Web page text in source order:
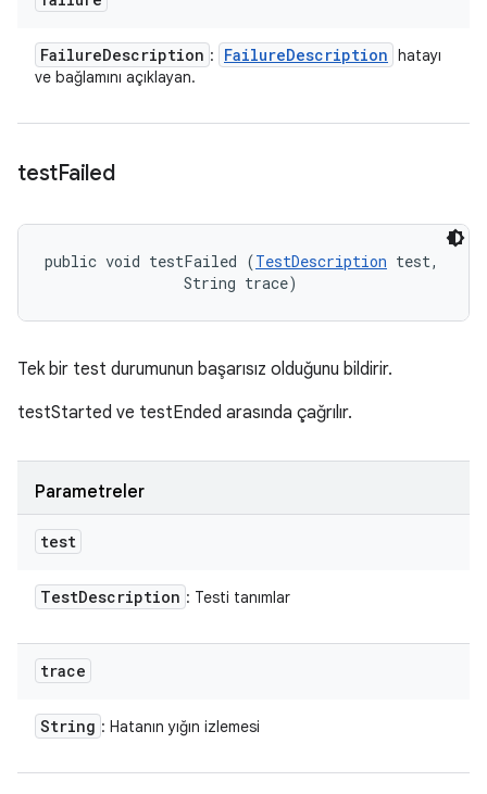
FailureDescription : FailureDescription hatayı
ve bağlamını açıklayan.
testFailed
public void testFailed (TestDescription test,
                String trace)
Tek bir test durumunun başarısız olduğunu bildirir.
testStarted ve testEnded arasında çağrılır.
Parametreler
test
TestDescription : Testi tanımlar
trace
String : Hatanın yığın izlemesi